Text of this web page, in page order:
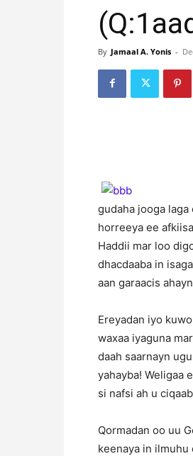
By Jamaal A. Yonis -
gudaha jooga
horreeya ee
Haddii mar loo
dhacdaaba in
aan garaacis
Ereyadan iyo
waxaa iyaguna
daah saarnayn
yahayba! Weligaa
si nafsi ah u
Qormadan oo uu
keenaya in ilmuhu